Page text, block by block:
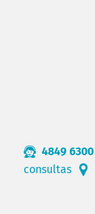
4849 6300
consultas